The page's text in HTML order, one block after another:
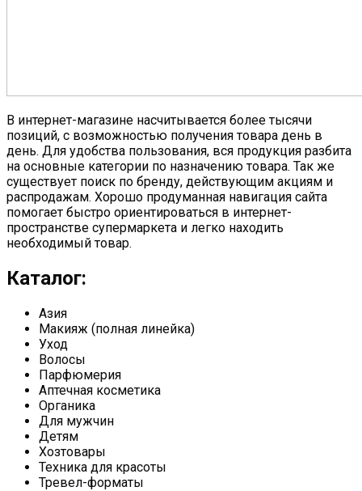
В интернет-магазине насчитывается более тысячи
позиций, с возможностью получения товара день в
день. Для удобства пользования, вся продукция разбита
на основные категории по назначению товара. Так же
существует поиск по бренду, действующим акциям и
распродажам. Хорошо продуманная навигация сайта
помогает быстро ориентироваться в интернет-
пространстве супермаркета и легко находить
необходимый товар.
Каталог:
Азия
Макияж (полная линейка)
Уход
Волосы
Парфюмерия
Аптечная косметика
Органика
Для мужчин
Детям
Хозтовары
Техника для красоты
Тревел-форматы